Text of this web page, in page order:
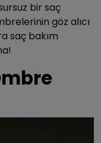
bir saç
göz alıcı
saç bakım